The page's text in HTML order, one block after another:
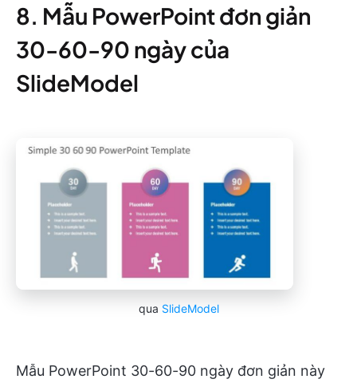
8. Mẫu PowerPoint đơn giản
30-60-90 ngày của
SlideModel
qua SlideModel
Mẫu PowerPoint 30-60-90 ngày đơn giản này